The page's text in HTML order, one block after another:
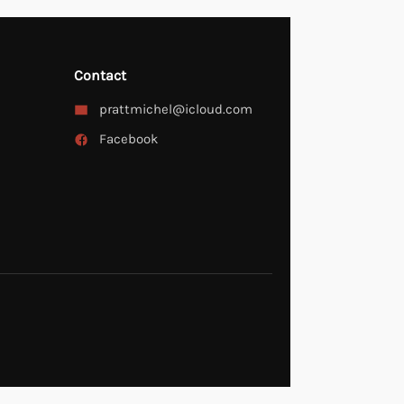
Contact
prattmichel@icloud.com
Facebook